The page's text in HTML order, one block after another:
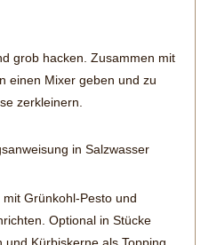
grob hacken. Zusammen mit
einen Mixer geben und zu
zerkleinern.
in Salzwasser
Grünkohl-Pesto und
Optional in Stücke